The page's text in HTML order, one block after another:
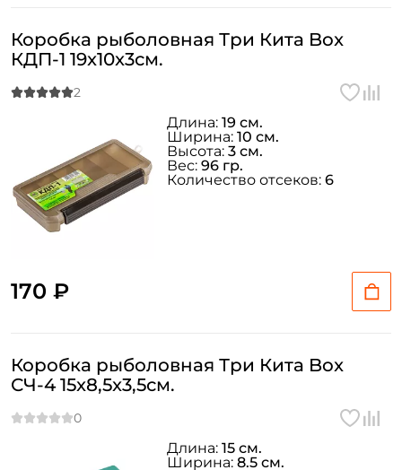
Коробка рыболовная Три Кита Box
КДП-1 19x10x3см.
170 ₽
Длина: 19 см.
Ширина: 10 см.
Высота: 3 см.
Вес: 96 гр.
Количество отсеков: 6
Коробка рыболовная Три Кита Box
СЧ-4 15x8,5x3,5см.
Длина: 15 см.
Ширина: 8.5 см.
ФИО: *